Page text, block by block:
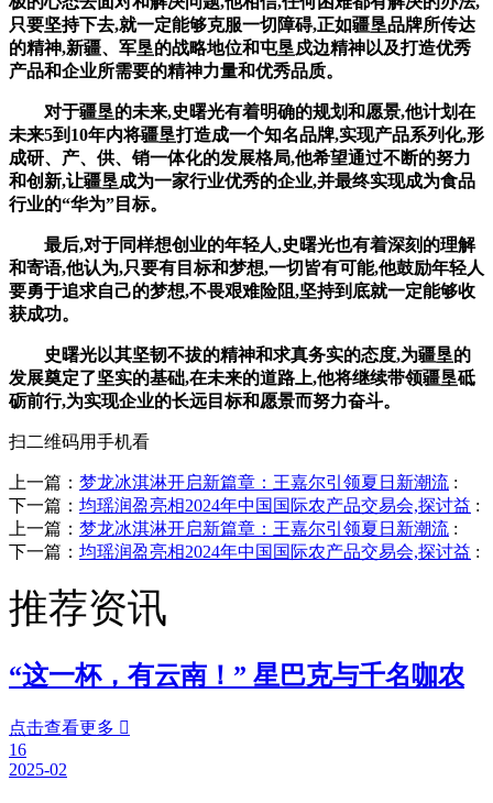
只要坚持下去,就一定能够克服一切障碍,正如疆垦品牌所传达
的精神,新疆、军垦的战略地位和屯垦戍边精神以及打造优秀
产品和企业所需要的精神力量和优秀品质。
对于疆垦的未来,史曙光有着明确的规划和愿景,他计划在
未来5到10年内将疆垦打造成一个知名品牌,实现产品系列化,形
成研、产、供、销一体化的发展格局,他希望通过不断的努力
和创新,让疆垦成为一家行业优秀的企业,并最终实现成为食品
行业的“华为”目标。
最后,对于同样想创业的年轻人,史曙光也有着深刻的理解
和寄语,他认为,只要有目标和梦想,一切皆有可能,他鼓励年轻人
要勇于追求自己的梦想,不畏艰难险阻,坚持到底就一定能够收
获成功。
史曙光以其坚韧不拔的精神和求真务实的态度,为疆垦的
发展奠定了坚实的基础,在未来的道路上,他将继续带领疆垦砥
砺前行,为实现企业的长远目标和愿景而努力奋斗。
扫二维码用手机看
上一篇： 梦龙冰淇淋开启新篇章：王嘉尔引领夏日新潮流 :
下一篇： 均瑶润盈亮相2024年中国国际农产品交易会,探讨益 :
上一篇： 梦龙冰淇淋开启新篇章：王嘉尔引领夏日新潮流 :
下一篇： 均瑶润盈亮相2024年中国国际农产品交易会,探讨益 :
推荐资讯
“这一杯，有云南！” 星巴克与千名咖农
点击查看更多 
16
2025-02